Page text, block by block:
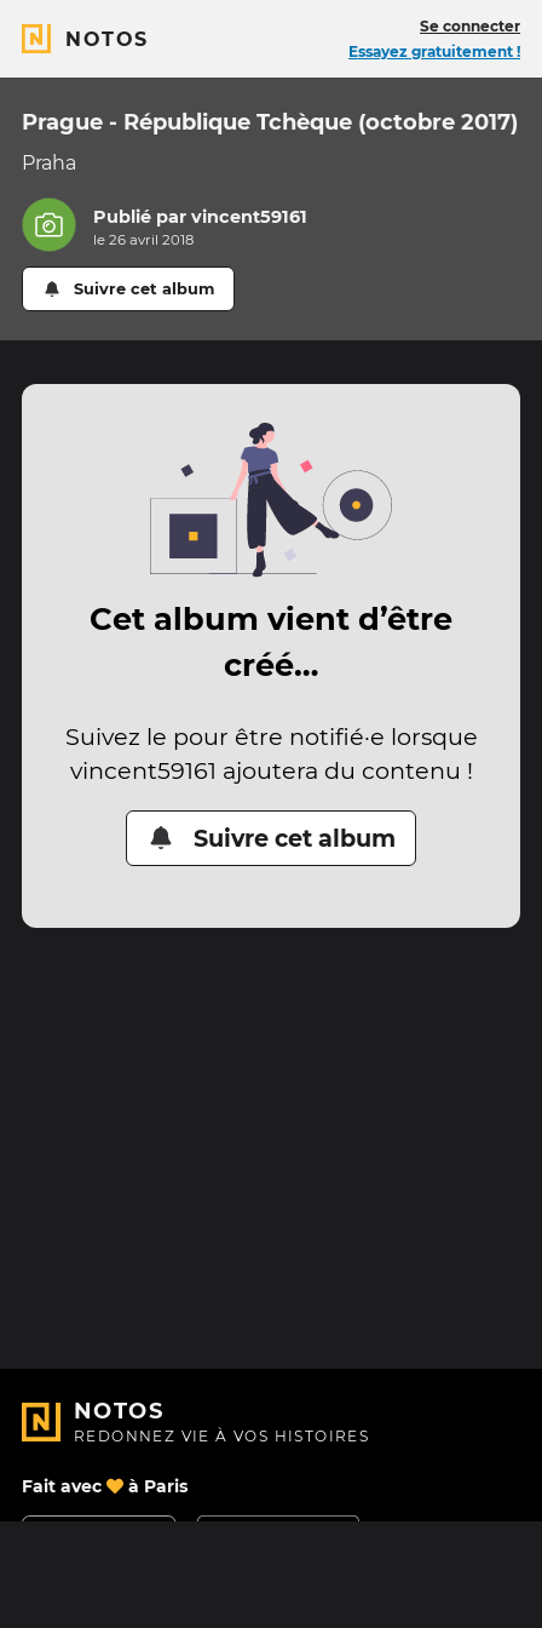
NOTOS
Se connecter
Essayez gratuitement !
Prague - République Tchèque (octobre 2017)
Praha
Publié parvincent59161
le 26 avril 2018
Suivre cet album
Cet album vient d’être
créé…
Suivez le pour être notifié·e lorsque
vincent59161 ajoutera du contenu !
Suivre cet album
NOTOS
REDONNEZ VIE À VOS HISTOIRES
Fait avec à Paris